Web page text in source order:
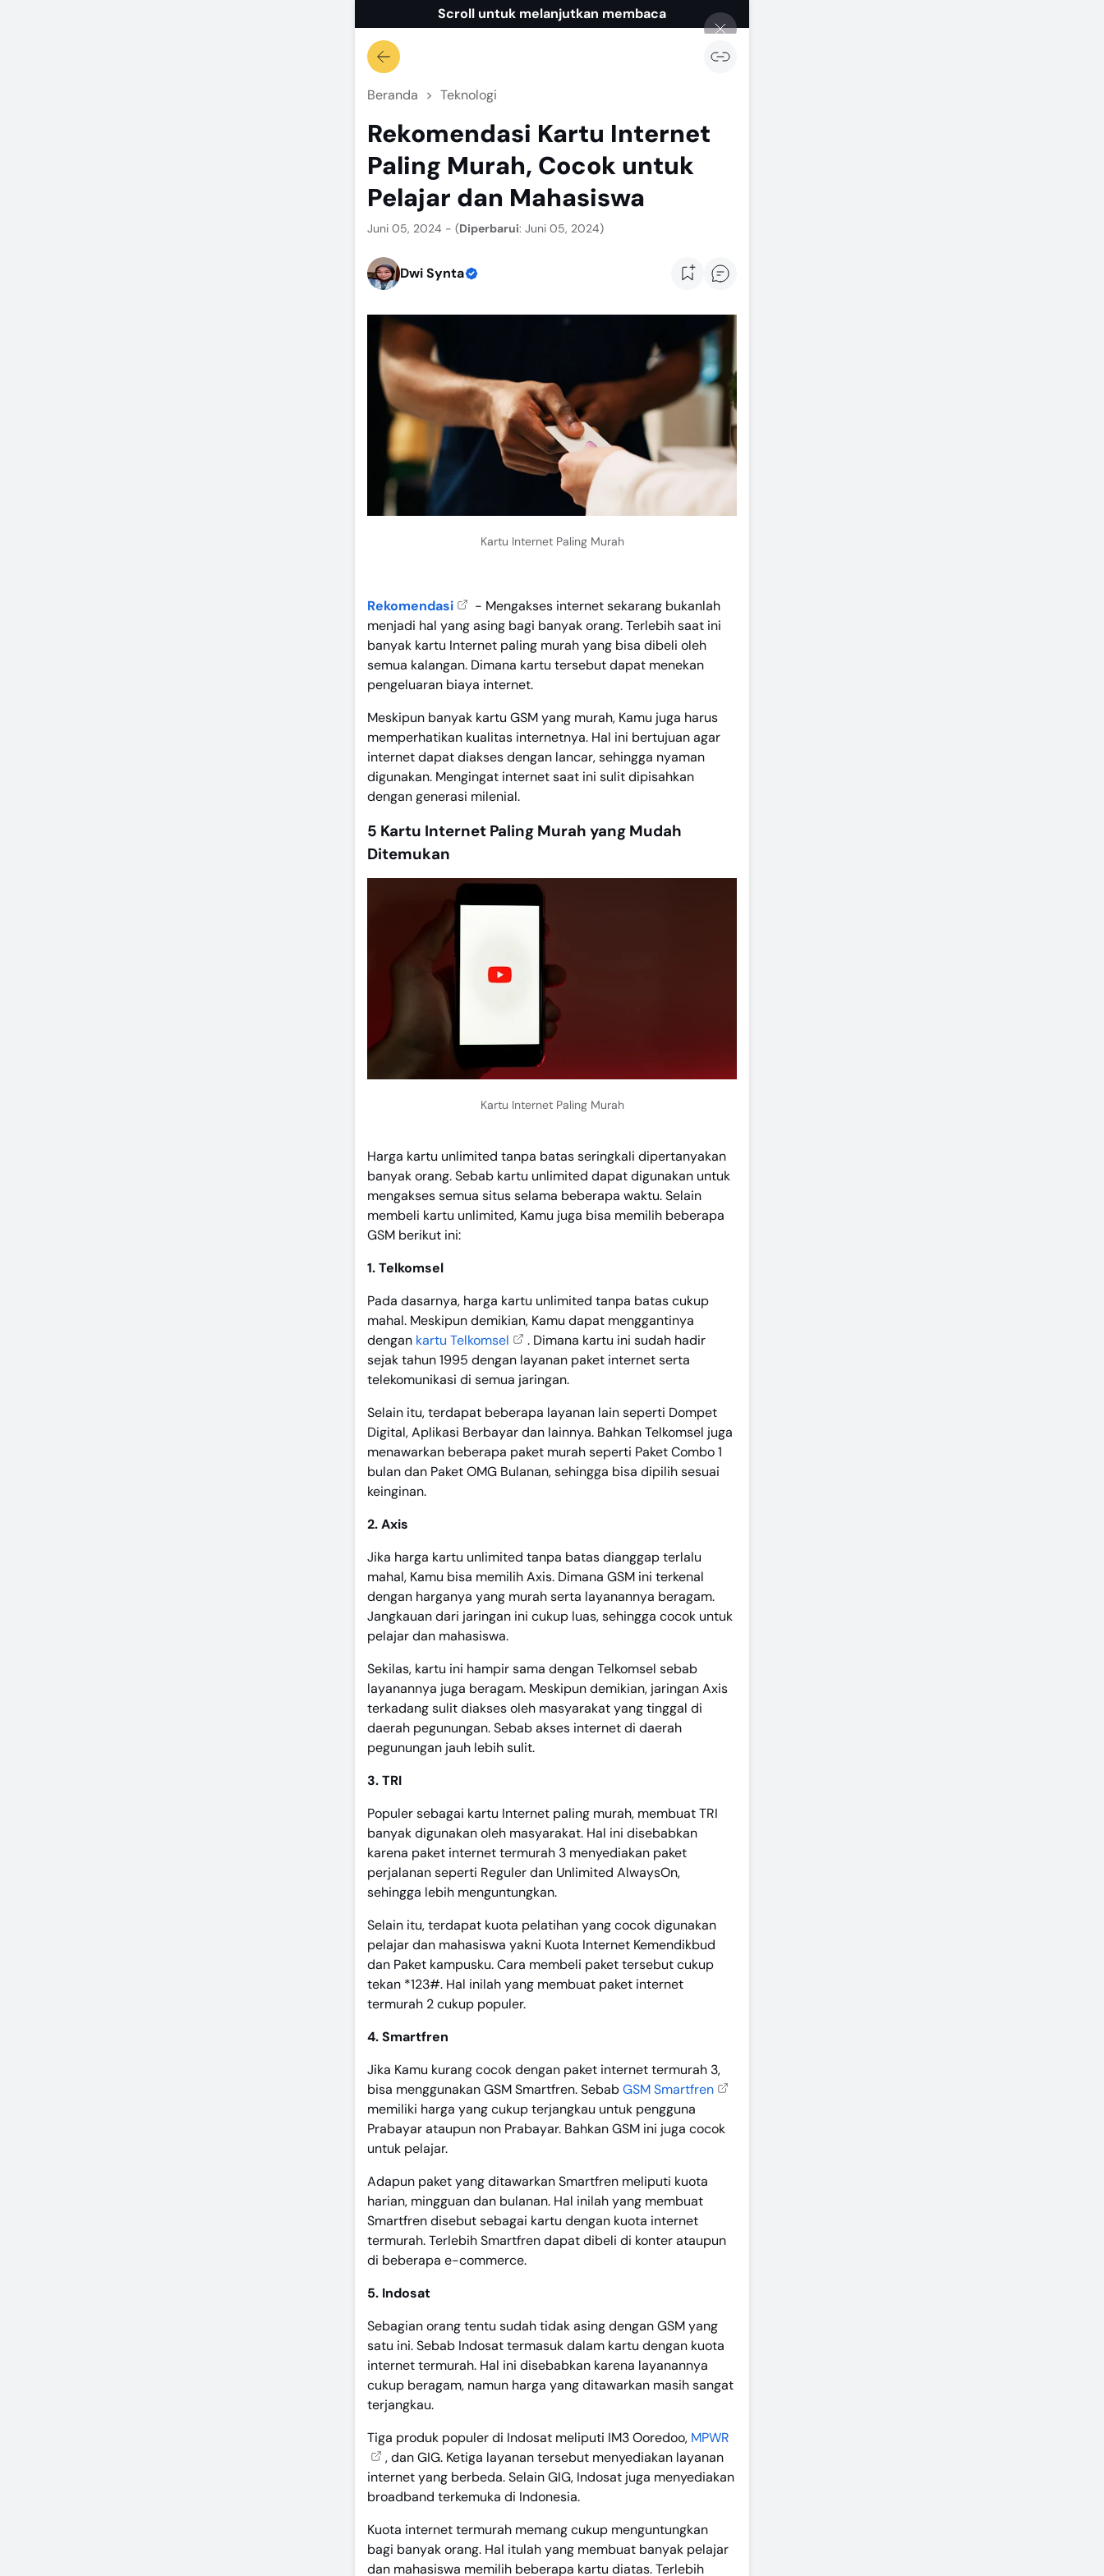
Scroll untuk melanjutkan membaca
Beranda Teknologi
Rekomendasi Kartu Internet
Paling Murah, Cocok untuk
Pelajar dan Mahasiswa
Juni 05, 2024 - (Diperbarui: Juni 05, 2024)
Dwi Synta
Kartu Internet Paling Murah
Rekomendasi
- Mengakses internet sekarang bukanlah
menjadi hal yang asing bagi banyak orang. Terlebih saat ini
banyak kartu Internet paling murah yang bisa dibeli oleh
semua kalangan. Dimana kartu tersebut dapat menekan
pengeluaran biaya internet.
Meskipun banyak kartu GSM yang murah, Kamu juga harus
memperhatikan kualitas internetnya. Hal ini bertujuan agar
internet dapat diakses dengan lancar, sehingga nyaman
digunakan. Mengingat internet saat ini sulit dipisahkan
dengan generasi milenial.
5 Kartu Internet Paling Murah yang Mudah
Ditemukan
Kartu Internet Paling Murah
Harga kartu unlimited tanpa batas seringkali dipertanyakan
banyak orang. Sebab kartu unlimited dapat digunakan untuk
mengakses semua situs selama beberapa waktu. Selain
membeli kartu unlimited, Kamu juga bisa memilih beberapa
GSM berikut ini:
1. Telkomsel
Pada dasarnya, harga kartu unlimited tanpa batas cukup
mahal. Meskipun demikian, Kamu dapat menggantinya
dengan kartu Telkomsel
. Dimana kartu ini sudah hadir
sejak tahun 1995 dengan layanan paket internet serta
telekomunikasi di semua jaringan.
Selain itu, terdapat beberapa layanan lain seperti Dompet
Digital, Aplikasi Berbayar dan lainnya. Bahkan Telkomsel juga
menawarkan beberapa paket murah seperti Paket Combo 1
bulan dan Paket OMG Bulanan, sehingga bisa dipilih sesuai
keinginan.
2. Axis
Jika harga kartu unlimited tanpa batas dianggap terlalu
mahal, Kamu bisa memilih Axis. Dimana GSM ini terkenal
dengan harganya yang murah serta layanannya beragam.
Jangkauan dari jaringan ini cukup luas, sehingga cocok untuk
pelajar dan mahasiswa.
Sekilas, kartu ini hampir sama dengan Telkomsel sebab
layanannya juga beragam. Meskipun demikian, jaringan Axis
terkadang sulit diakses oleh masyarakat yang tinggal di
daerah pegunungan. Sebab akses internet di daerah
pegunungan jauh lebih sulit.
3. TRI
Populer sebagai kartu Internet paling murah, membuat TRI
banyak digunakan oleh masyarakat. Hal ini disebabkan
karena paket internet termurah 3 menyediakan paket
perjalanan seperti Reguler dan Unlimited AlwaysOn,
sehingga lebih menguntungkan.
Selain itu, terdapat kuota pelatihan yang cocok digunakan
pelajar dan mahasiswa yakni Kuota Internet Kemendikbud
dan Paket kampusku. Cara membeli paket tersebut cukup
tekan *123#. Hal inilah yang membuat paket internet
termurah 2 cukup populer.
4. Smartfren
Jika Kamu kurang cocok dengan paket internet termurah 3,
bisa menggunakan GSM Smartfren. SebabGSM Smartfren
memiliki harga yang cukup terjangkau untuk pengguna
Prabayar ataupun non Prabayar. Bahkan GSM ini juga cocok
untuk pelajar.
Adapun paket yang ditawarkan Smartfren meliputi kuota
harian, mingguan dan bulanan. Hal inilah yang membuat
Smartfren disebut sebagai kartu dengan kuota internet
termurah. Terlebih Smartfren dapat dibeli di konter ataupun
di beberapa e-commerce.
5. Indosat
Sebagian orang tentu sudah tidak asing dengan GSM yang
satu ini. Sebab Indosat termasuk dalam kartu dengan kuota
internet termurah. Hal ini disebabkan karena layanannya
cukup beragam, namun harga yang ditawarkan masih sangat
terjangkau.
Tiga produk populer di Indosat meliputi IM3 Ooredoo, MPWR
, dan GIG. Ketiga layanan tersebut menyediakan layanan
internet yang berbeda. Selain GIG, Indosat juga menyediakan
broadband terkemuka di Indonesia.
Kuota internet termurah memang cukup menguntungkan
bagi banyak orang. Hal itulah yang membuat banyak pelajar
dan mahasiswa memilih beberapa kartu diatas. Terlebih